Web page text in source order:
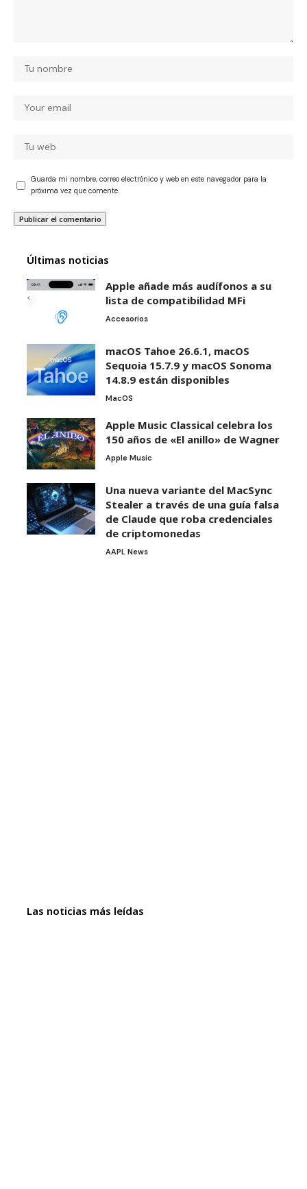
Guarda mi nombre, correo electrónico y web en este navegador para la
próxima vez que comente.
Últimas noticias
Apple añade más audífonos a su
lista de compatibilidad MFi
Accesorios
macOS Tahoe 26.6.1, macOS
Sequoia 15.7.9 y macOS Sonoma
14.8.9 están disponibles
MacOS
Apple Music Classical celebra los
150 años de «El anillo» de Wagner
Apple Music
Una nueva variante del MacSync
Stealer a través de una guía falsa
de Claude que roba credenciales
de criptomonedas
AAPL News
Las noticias más leídas